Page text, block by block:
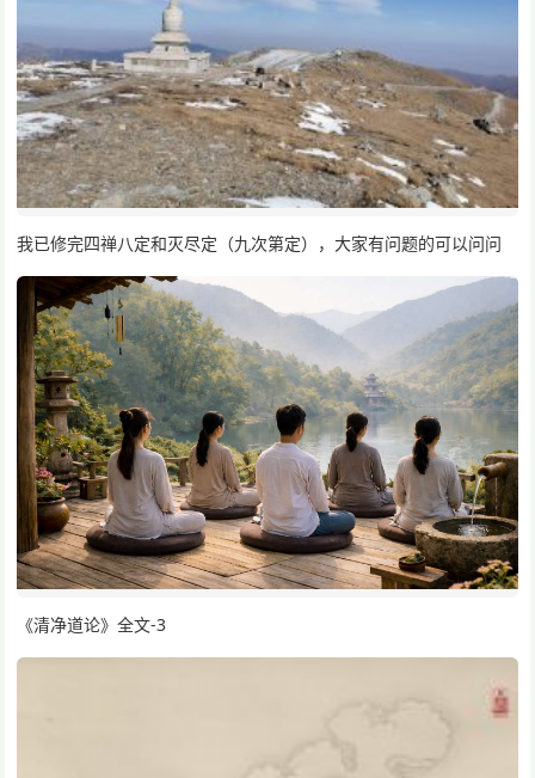
我已修完四禅八定和灭尽定（九次第定），大家有问题的可以问问
《清净道论》全文-3